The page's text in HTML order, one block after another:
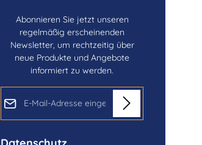
Abonnieren Sie jetzt unseren
regelmäßig erscheinenden
Newsletter, um rechtzeitig über
neue Produkte und Angebote
informiert zu werden.
E-Mail-Adresse*